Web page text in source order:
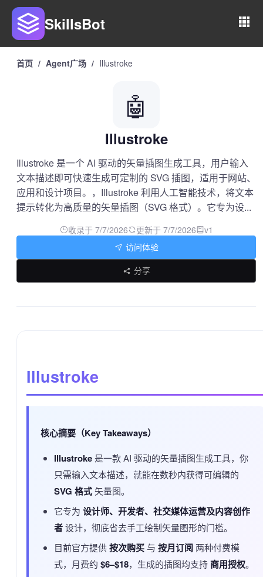
SkillsBot
首页 / Agent广场 / Illustroke
🤖
Illustroke
Illustroke 是一个 AI 驱动的矢量插图生成工具，用户输入
文本描述即可快速生成可定制的 SVG 插图，适用于网站、
应用和设计项目。，Illustroke 利用人工智能技术，将文本
提示转化为高质量的矢量插图（SVG 格式）。它专为设...
收录于 7/7/2026 更新于 7/7/2026 v1
访问体验
分享
Illustroke
核心摘要（Key Takeaways）
Illustroke是一款 AI 驱动的矢量插图生成工具，你
只需输入文本描述，就能在数秒内获得可编辑的
SVG 格式矢量图。
它专为 设计师、开发者、社交媒体运营及内容创作
者设计，彻底省去手工绘制矢量图形的门槛。
目前官方提供按次购买与 按月订阅两种付费模
式，月费约 $6–$18，生成的插图均支持 商用授权。